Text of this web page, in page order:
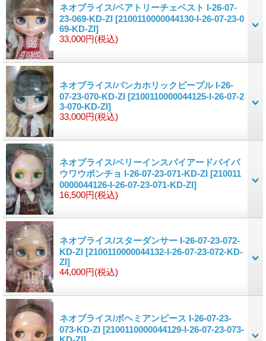
ネオブライス/ベアトリーチェベスト I-26-07-
23-069-KD-ZI [2100110000044130-I-26-07-23-0
69-KD-ZI]
33,000円(税込)
ネオブライス/パンカホリックピープル I-26-
07-23-070-KD-ZI [2100110000044125-I-26-07-2
3-070-KD-ZI]
33,000円(税込)
ネオブライス/ベリーインスパイアードバイパ
ウワウポンチョ I-26-07-23-071-KD-ZI [210011
0000044126-I-26-07-23-071-KD-ZI]
16,500円(税込)
ネオブライス/スターダンサー I-26-07-23-072-
KD-ZI [2100110000044132-I-26-07-23-072-KD-
ZI]
44,000円(税込)
ネオブライス/ボヘミアンピース I-26-07-23-
073-KD-ZI [2100110000044129-I-26-07-23-073-